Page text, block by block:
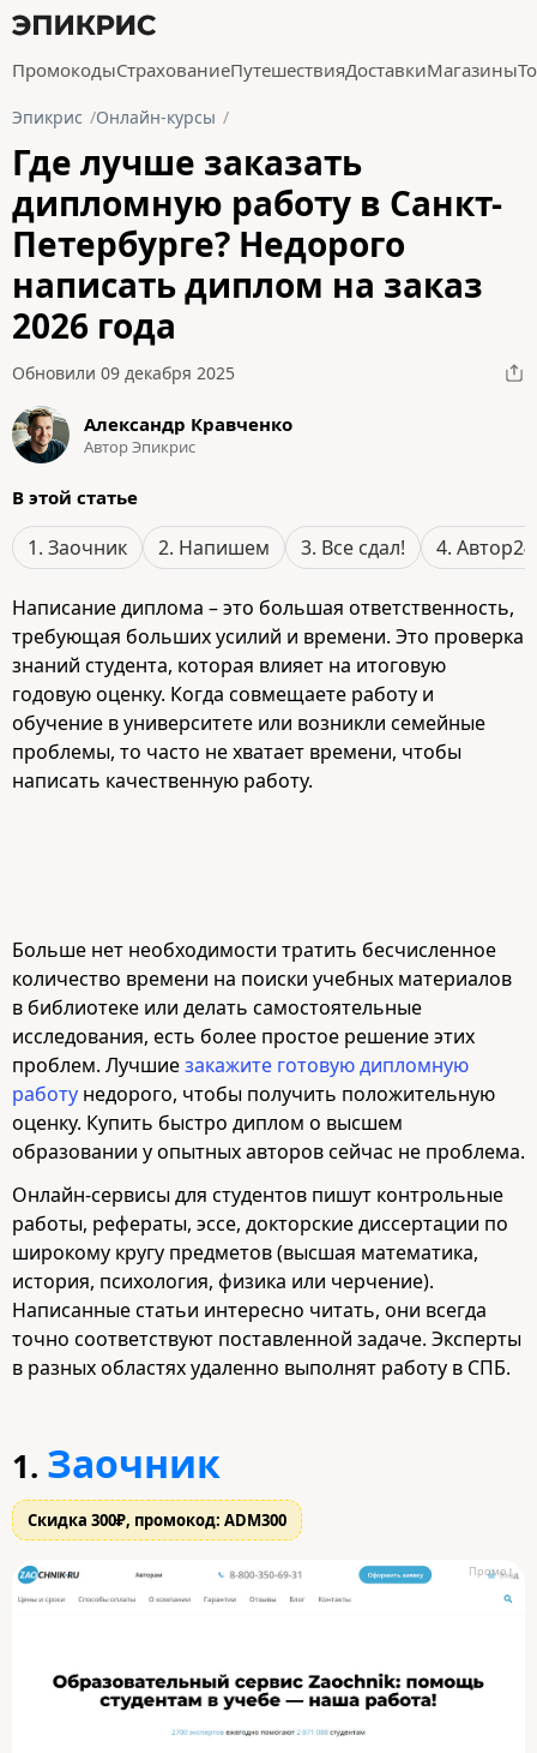
ПромокодыСтрахованиеПутешествияДоставкиМагазины
Эпикрис Онлайн-курсы
Где лучше заказать
дипломную работу в Санкт-
Петербурге? Недорого
написать диплом на заказ
2026 года
Обновили 09 декабря 2025
Александр Кравченко
Автор Эпикрис
В этой статье
1. Заочник 2. Напишем 3. Все сдал! 4. Автор24
Написание диплома – это большая ответственность,
требующая больших усилий и времени. Это проверка
знаний студента, которая влияет на итоговую
годовую оценку. Когда совмещаете работу и
обучение в университете или возникли семейные
проблемы, то часто не хватает времени, чтобы
написать качественную работу.
Больше нет необходимости тратить бесчисленное
количество времени на поиски учебных материалов
в библиотеке или делать самостоятельные
исследования, есть более простое решение этих
проблем. Лучшиезакажите готовую дипломную
работу недорого, чтобы получить положительную
оценку. Купить быстро диплом о высшем
образовании у опытных авторов сейчас не проблема.
Онлайн-сервисы для студентов пишут контрольные
работы, рефераты, эссе, докторские диссертации по
широкому кругу предметов (высшая математика,
история, психология, физика или черчение).
Написанные статьи интересно читать, они всегда
точно соответствуют поставленной задаче. Эксперты
в разных областях удаленно выполнят работу в СПБ.
1. Заочник
Скидка 300₽, промокод: ADM300
Промо